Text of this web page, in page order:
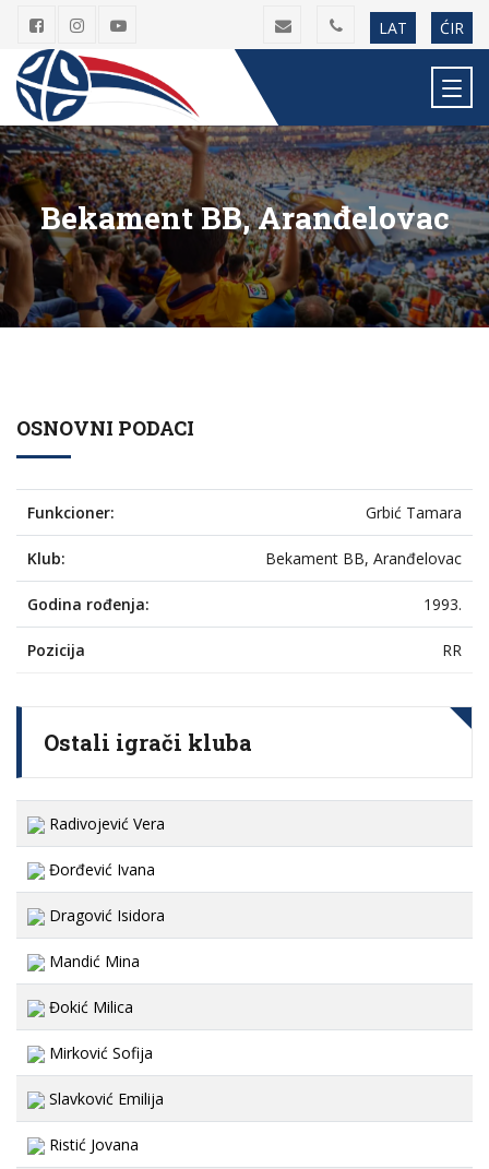
LAT ĆIR
Bekament BB, Aranđelovac
OSNOVNI PODACI
Funkcioner: Grbić Tamara
Klub: Bekament BB, Aranđelovac
Godina rođenja: 1993.
Pozicija RR
Ostali igrači kluba
Radivojević Vera
Đorđević Ivana
Dragović Isidora
Mandić Mina
Đokić Milica
Mirković Sofija
Slavković Emilija
Ristić Jovana